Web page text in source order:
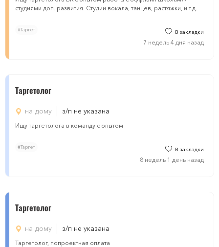
студиями доп. развития. Студии вокала, танцев, растяжки, и т.д.
#Таргет В закладки
7 недель 4 дня назад
Таргетолог
на дому з/п не указана
Ищу таргетолога в команду с опытом
#Таргет В закладки
8 недель 1 день назад
Таргетолог
на дому з/п не указана
Таргетолог, попроектная оплата